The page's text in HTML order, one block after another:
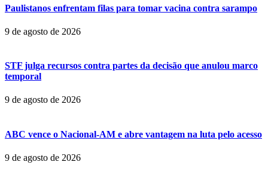
Paulistanos enfrentam filas para tomar vacina contra sarampo
9 de agosto de 2026
STF julga recursos contra partes da decisão que anulou marco
temporal
9 de agosto de 2026
ABC vence o Nacional-AM e abre vantagem na luta pelo acesso
9 de agosto de 2026